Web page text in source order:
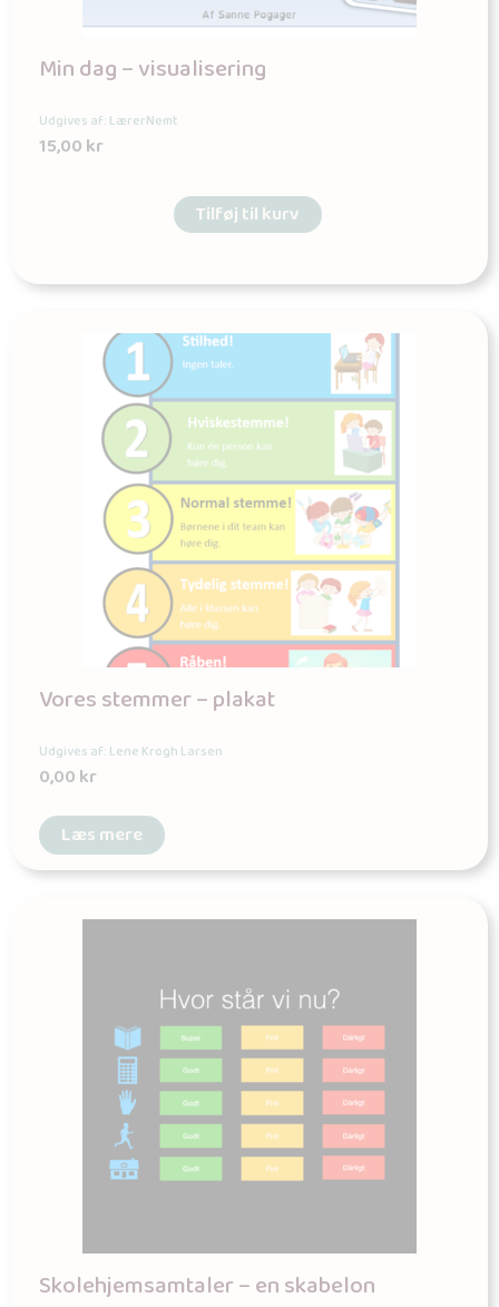
Min dag – visualisering
Udgives af: LærerNemt
15,00kr
Tilføj til kurv
Vores stemmer – plakat
Udgives af: Lene Krogh Larsen
0,00kr
Læs mere
Skolehjemsamtaler – en skabelon